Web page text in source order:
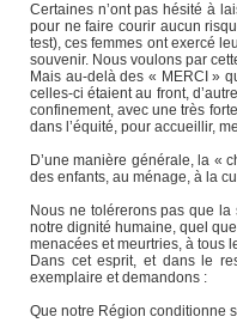
Certaines n’ont pas hésité à
pour ne faire courir aucun
test), ces femmes ont exercé
souvenir. Nous voulons par
Mais au-delà des « MERCI »
celles-ci étaient au front,
confinement, avec une très
dans l’équité, pour accueillir,
D’une manière générale, la «
des enfants, au ménage, à la
Nous ne tolérerons pas que
notre dignité humaine, quel
menacées et meurtries, à tous
Dans cet esprit, et dans le
exemplaire et demandons :
Que notre Région conditionne